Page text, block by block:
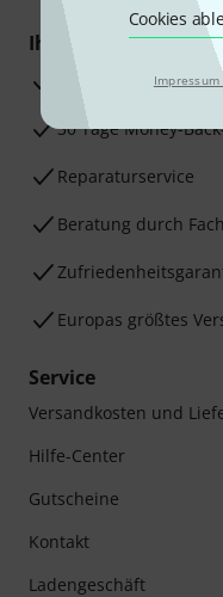
Cookies
Impressum
Ihre Vorteile
3 Jahre Thomann
30 Tage Money-
Reparaturservice
Beratung durch
Europas größtes
Service
Versandkosten und
Hilfe-Center
Gutscheine
Kontakt
Ladengeschäft